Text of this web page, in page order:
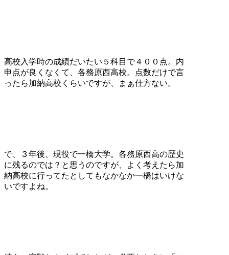
高校入学時の成績だいたい５科目で４００点。内
申点が良くなくて、各務原西高校。点数だけで言
ったら加納高校くらいですが、まぁ仕方ない。
で、３年後、現役で一橋大学。各務原西高の歴史
に残るのでは？と思うのですが、よく考えたら加
納高校に行ってたとしてもなかなか一橋はいけな
いですよね。